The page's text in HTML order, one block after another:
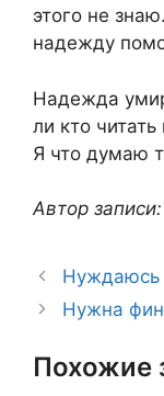
этого не
надежду
Надежда
ли кто
Я что думаю
Автор
Нуждаюсь
Нужна
Похожие